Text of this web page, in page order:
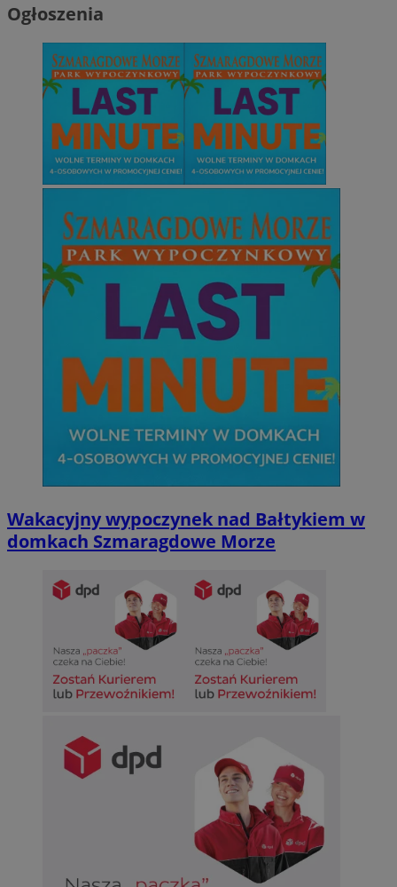
Ogłoszenia
Wakacyjny wypoczynek nad Bałtykiem w
domkach Szmaragdowe Morze